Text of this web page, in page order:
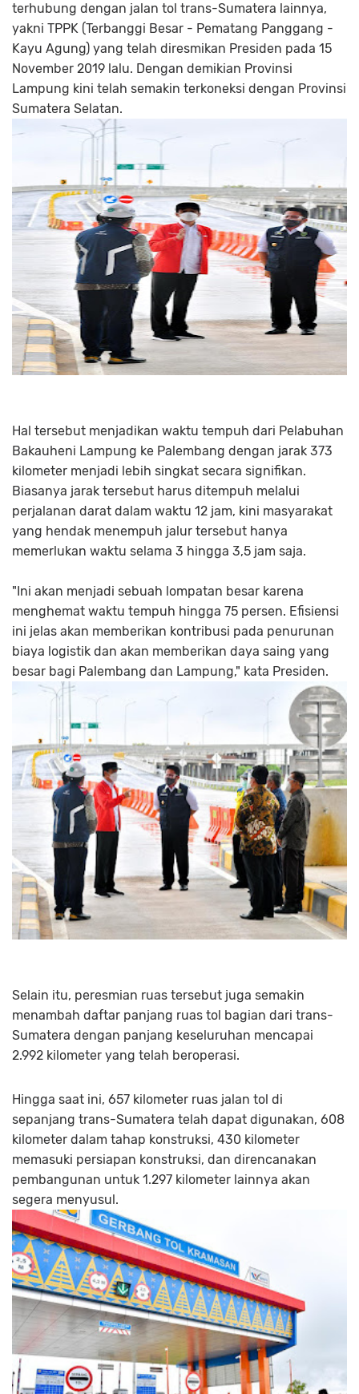
terhubung dengan jalan tol trans-Sumatera lainnya,
yakni TPPK (Terbanggi Besar - Pematang Panggang -
Kayu Agung) yang telah diresmikan Presiden pada 15
November 2019 lalu. Dengan demikian Provinsi
Lampung kini telah semakin terkoneksi dengan Provinsi
Sumatera Selatan.
Hal tersebut menjadikan waktu tempuh dari Pelabuhan
Bakauheni Lampung ke Palembang dengan jarak 373
kilometer menjadi lebih singkat secara signifikan.
Biasanya jarak tersebut harus ditempuh melalui
perjalanan darat dalam waktu 12 jam, kini masyarakat
yang hendak menempuh jalur tersebut hanya
memerlukan waktu selama 3 hingga 3,5 jam saja.
"Ini akan menjadi sebuah lompatan besar karena
menghemat waktu tempuh hingga 75 persen. Efisiensi
ini jelas akan memberikan kontribusi pada penurunan
biaya logistik dan akan memberikan daya saing yang
besar bagi Palembang dan Lampung," kata Presiden.
Selain itu, peresmian ruas tersebut juga semakin
menambah daftar panjang ruas tol bagian dari trans-
Sumatera dengan panjang keseluruhan mencapai
2.992 kilometer yang telah beroperasi.
Hingga saat ini, 657 kilometer ruas jalan tol di
sepanjang trans-Sumatera telah dapat digunakan, 608
kilometer dalam tahap konstruksi, 430 kilometer
memasuki persiapan konstruksi, dan direncanakan
pembangunan untuk 1.297 kilometer lainnya akan
segera menyusul.